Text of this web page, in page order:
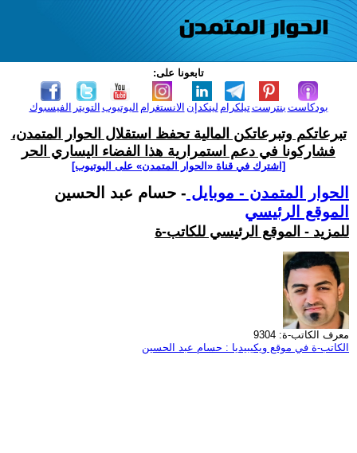
تابعونا على:
الفيسبوك التويتر اليوتيوب الانستغرام لينكدإن تيلكرامبنترست بودكاست
تبرعاتكم وتبرعاتكن المالية تحفظ استقلال الحوار المتمدن،
فشاركونا في دعم استمرارية هذا الفضاء اليساري الحر
[اشترك في قناة ‫«الحوار المتمدن» على اليوتيوب]
الحوار المتمدن - موبايل - حسام عبد الحسين
الموقع الرئيسي
للمزيد - الموقع الرئيسي للكاتب-ة
معرف الكاتب-ة: 9304
الكاتب-ة في موقع ويكيبيديا : حسام عبد الحسين